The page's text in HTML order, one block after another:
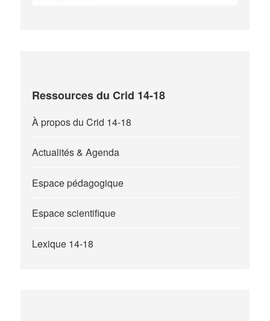
Ressources du Crid 14-18
À propos du Crid 14-18
Actualités & Agenda
Espace pédagogique
Espace scientifique
Lexique 14-18